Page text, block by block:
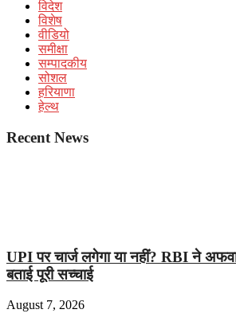
विदेश
विशेष
वीडियो
समीक्षा
सम्पादकीय
सोशल
हरियाणा
हेल्थ
Recent News
UPI पर चार्ज लगेगा या नहीं? RBI ने
बताई पूरी सच्चाई
August 7, 2026